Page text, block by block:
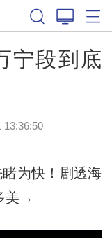
宁段到底
13:36:50
为快！剧透海
美→